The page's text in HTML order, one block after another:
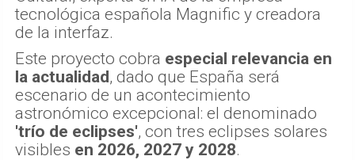
tecnológica española Magnific y creadora
de la interfaz.
Este proyecto cobra especial relevancia en
la actualidad, dado que España será
escenario de un acontecimiento
astronómico excepcional: el denominado
'trío de eclipses', con tres eclipses solares
visibles en 2026, 2027 y 2028.